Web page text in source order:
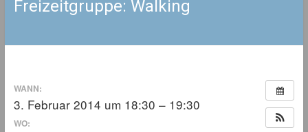
Freizeitgruppe: Walking
WANN:
3. Februar 2014 um 18:30 – 19:30
WO: